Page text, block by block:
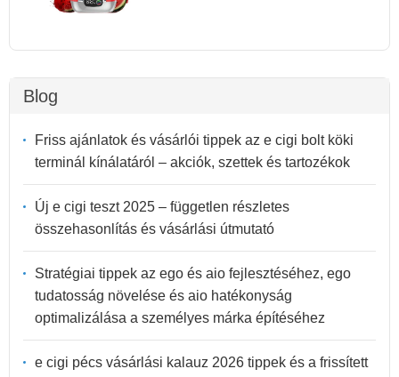
Blog
Friss ajánlatok és vásárlói tippek az e cigi bolt köki
terminál kínálatáról – akciók, szettek és tartozékok
Új e cigi teszt 2025 – független részletes
összehasonlítás és vásárlási útmutató
Stratégiai tippek az ego és aio fejlesztéséhez, ego
tudatosság növelése és aio hatékonyság
optimalizálása a személyes márka építéséhez
e cigi pécs vásárlási kalauz 2026 tippek és a frissített